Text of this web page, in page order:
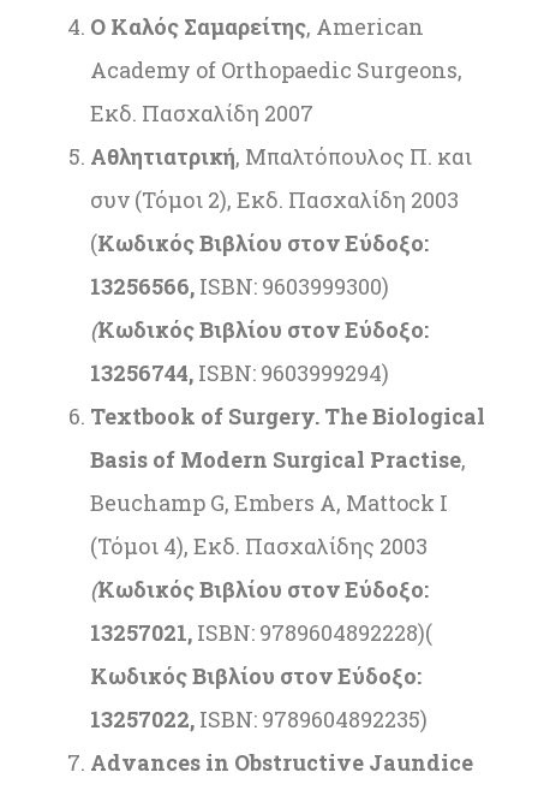
Ο Καλός Σαμαρείτης, American
Academy of Orthopaedic Surgeons,
Εκδ. Πασχαλίδη 2007
Αθλητιατρική, Μπαλτόπουλος Π. και
συν (Τόμοι 2), Εκδ. Πασχαλίδη 2003
(Κωδικός Βιβλίου στον Εύδοξο:
13256566, ISBN: 9603999300)
(Κωδικός Βιβλίου στον Εύδοξο:
13256744, ISBN: 9603999294)
Textbook of Surgery. The Biological
Basis of Modern Surgical Practise,
Beuchamp G, Embers A, Mattock I
(Τόμοι 4), Εκδ. Πασχαλίδης 2003
(Κωδικός Βιβλίου στον Εύδοξο:
13257021, ISBN: 9789604892228)(
Κωδικός Βιβλίου στον Εύδοξο:
13257022, ISBN: 9789604892235)
Advances in Obstructive Jaundice